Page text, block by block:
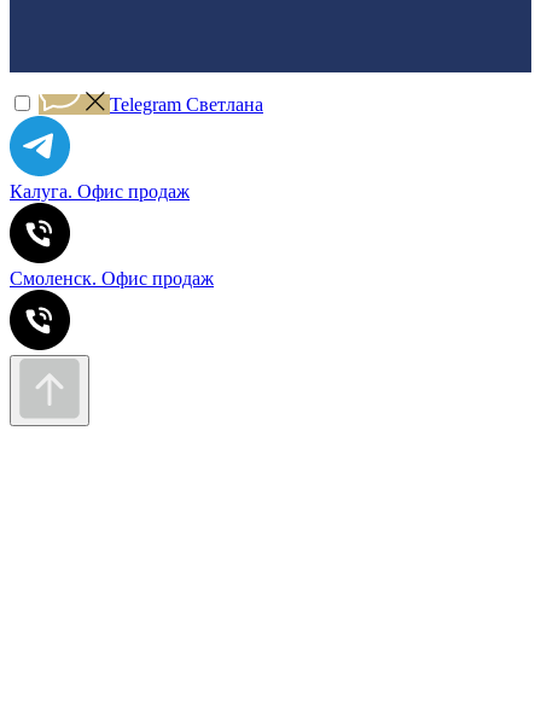
Telegram Светлана
Калуга. Офис продаж
Смоленск. Офис продаж